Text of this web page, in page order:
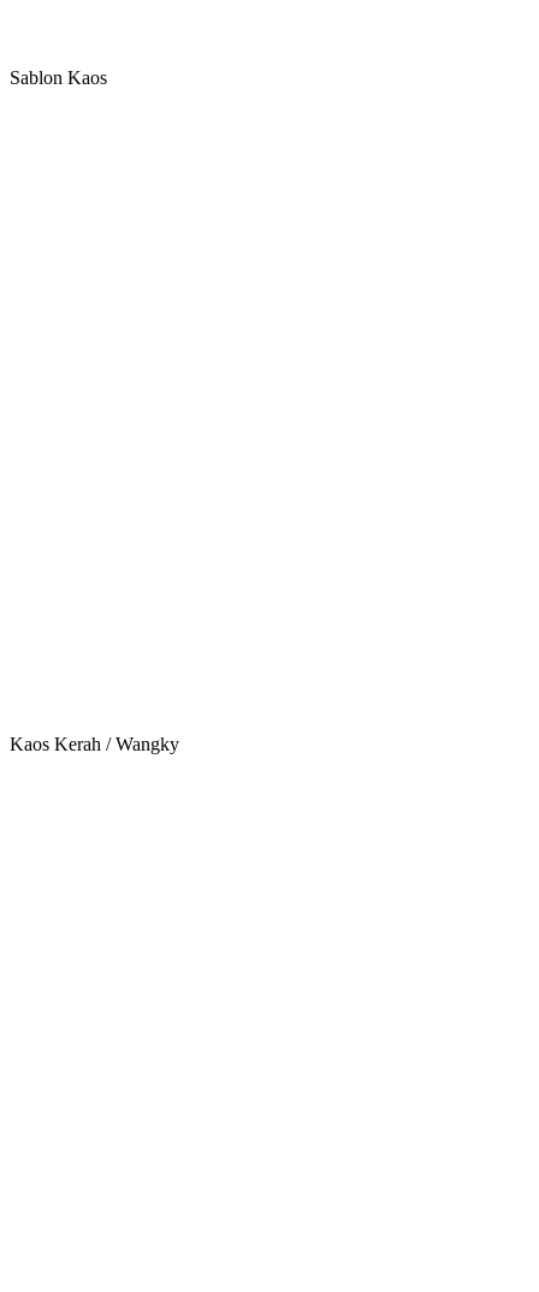
Sablon Kaos
Kaos Kerah / Wangky